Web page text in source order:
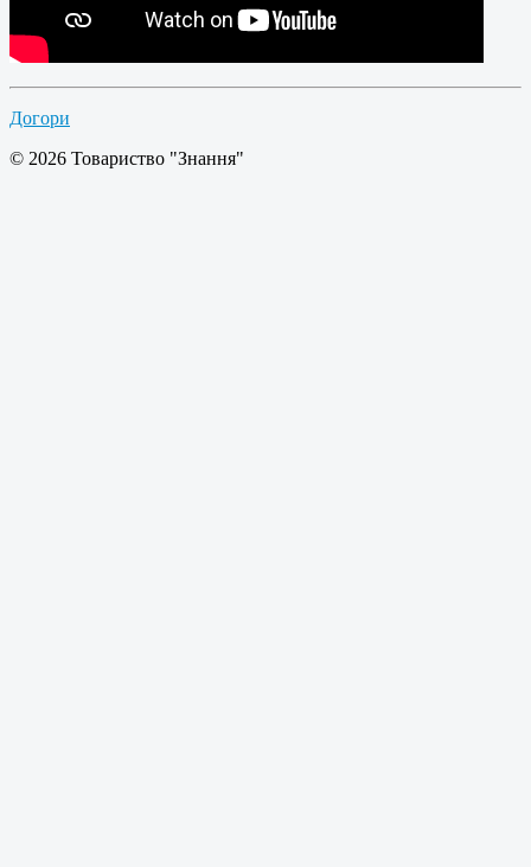
Догори
© 2026 Товариство "Знання"